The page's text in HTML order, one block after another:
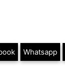
Whatsapp